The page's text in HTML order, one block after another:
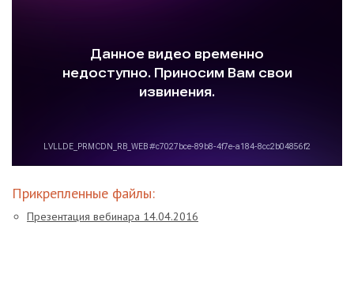
Прикрепленные файлы:
Презентация вебинара 14.04.2016